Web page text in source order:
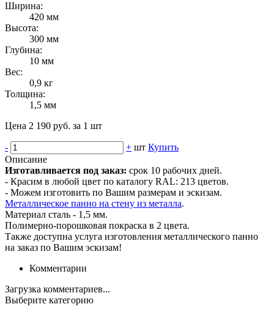
Ширина:
420 мм
Высота:
300 мм
Глубина:
10 мм
Вес:
0,9 кг
Толщина:
1,5 мм
Цена 2 190 руб. за 1 шт
- + шт Купить
Описание
Изготавливается под заказ: срок 10 рабочих дней.
- Красим в любой цвет по каталогу RAL: 213 цветов.
- Можем изготовить по Вашим размерам и эскизам.
Металлическое панно на стену из металла.
Материал сталь - 1,5 мм.
Полимерно-порошковая покраска в 2 цвета.
Также доступна услуга изготовления металлического панно
на заказ по Вашим эскизам!
Комментарии
Загрузка комментариев...
Выберите категорию